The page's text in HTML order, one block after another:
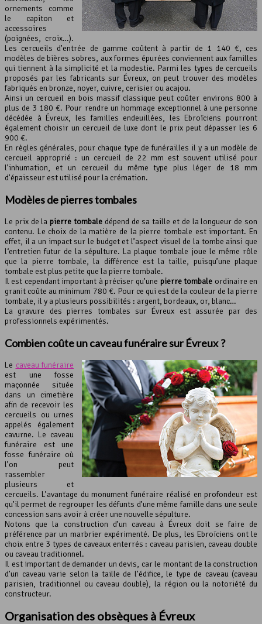
ornements comme
le capiton et
accessoires
(poignées, croix…).
Les cercueils d’entrée de gamme coûtent à partir de 1 140 €, ces
modèles de bières sobres, aux formes épurées conviennent aux familles
qui tiennent à la simplicité et la modestie. Parmi les types de cercueils
proposés par les fabricants sur Évreux, on peut trouver des modèles
fabriqués en bronze, noyer, cuivre, cerisier ou acajou.
Ainsi un cercueil en bois massif classique peut coûter environs 800 à
plus de 3 180 €. Pour rendre un hommage exceptionnel à une personne
décédée à Évreux, les familles endeuillées, les Ebroïciens pourront
également choisir un cercueil de luxe dont le prix peut dépasser les 6
900 €.
En règles générales, pour chaque type de funérailles il y a un modèle de
cercueil approprié : un cercueil de 22 mm est souvent utilisé pour
l’inhumation, et un cercueil du même type plus léger de 18 mm
d’épaisseur est utilisé pour la crémation.
Modèles de pierres tombales
Le prix de la pierre tombale dépend de sa taille et de la longueur de son
contenu. Le choix de la matière de la pierre tombale est important. En
effet, il a un impact sur le budget et l’aspect visuel de la tombe ainsi que
l‘entretien futur de la sépulture. La plaque tombale joue le même rôle
que la pierre tombale, la différence est la taille, puisqu’une plaque
tombale est plus petite que la pierre tombale.
Il est cependant important à préciser qu’une pierre tombale ordinaire en
granit coûte au minimum 780 €. Pour ce qui est de la couleur de la pierre
tombale, il y a plusieurs possibilités : argent, bordeaux, or, blanc…
La gravure des pierres tombales sur Évreux est assurée par des
professionnels expérimentés.
Combien coûte un caveau funéraire sur Évreux ?
Le caveau funéraire
est une fosse
maçonnée située
dans un cimetière
afin de recevoir les
cercueils ou urnes
appelés également
cavurne. Le caveau
funéraire est une
fosse funéraire où
l’on peut
rassembler
plusieurs et
cercueils. L’avantage du monument funéraire réalisé en profondeur est
qu’il permet de regrouper les défunts d’une même famille dans une seule
concession sans avoir à créer une nouvelle sépulture.
Notons que la construction d’un caveau à Évreux doit se faire de
préférence par un marbrier expérimenté. De plus, les Ebroïciens ont le
choix entre 3 types de caveaux enterrés : caveau parisien, caveau double
ou caveau traditionnel.
Il est important de demander un devis, car le montant de la construction
d’un caveau varie selon la taille de l’édifice, le type de caveau (caveau
parisien, traditionnel ou caveau double), la région ou la notoriété du
constructeur.
Organisation des obsèques à Évreux